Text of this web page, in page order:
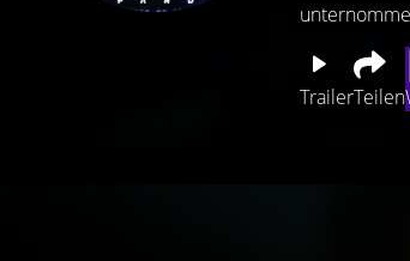
TrailerTeilen